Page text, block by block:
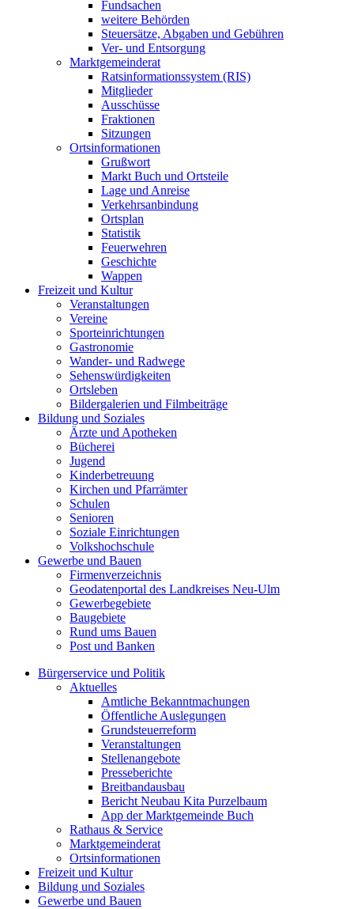
Fundsachen
weitere Behörden
Steuersätze, Abgaben und Gebühren
Ver- und Entsorgung
Marktgemeinderat
Ratsinformationssystem (RIS)
Mitglieder
Ausschüsse
Fraktionen
Sitzungen
Ortsinformationen
Grußwort
Markt Buch und Ortsteile
Lage und Anreise
Verkehrsanbindung
Ortsplan
Statistik
Feuerwehren
Geschichte
Wappen
Freizeit und Kultur
Veranstaltungen
Vereine
Sporteinrichtungen
Gastronomie
Wander- und Radwege
Sehenswürdigkeiten
Ortsleben
Bildergalerien und Filmbeiträge
Bildung und Soziales
Ärzte und Apotheken
Bücherei
Jugend
Kinderbetreuung
Kirchen und Pfarrämter
Schulen
Senioren
Soziale Einrichtungen
Volkshochschule
Gewerbe und Bauen
Firmenverzeichnis
Geodatenportal des Landkreises Neu-Ulm
Gewerbegebiete
Baugebiete
Rund ums Bauen
Post und Banken
Bürgerservice und Politik
Aktuelles
Amtliche Bekanntmachungen
Öffentliche Auslegungen
Grundsteuerreform
Veranstaltungen
Stellenangebote
Presseberichte
Breitbandausbau
Bericht Neubau Kita Purzelbaum
App der Marktgemeinde Buch
Rathaus & Service
Marktgemeinderat
Ortsinformationen
Freizeit und Kultur
Bildung und Soziales
Gewerbe und Bauen